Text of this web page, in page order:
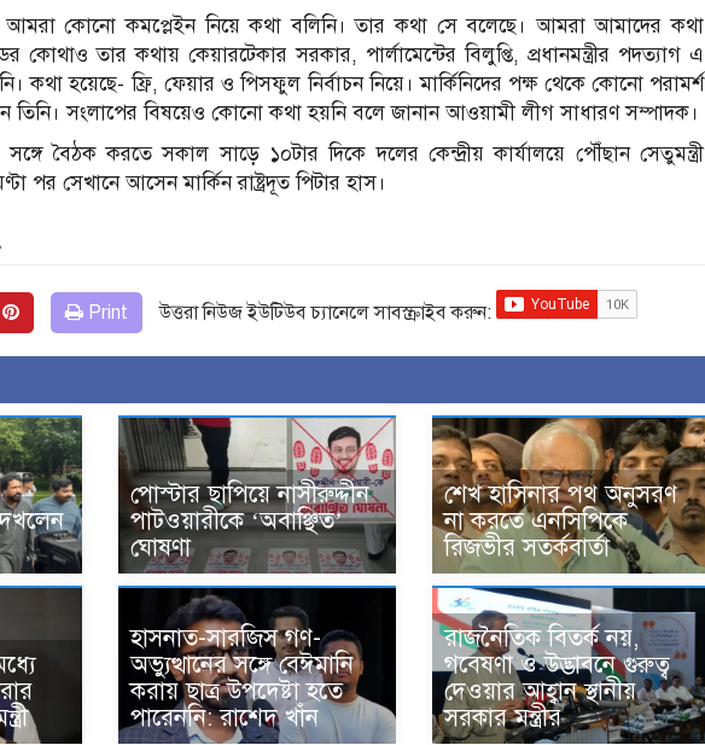
কোনো কমপ্লেইন নিয়ে কথা বলিনি। তার কথা সে বলেছে। আমরা আমাদের কথা
কোথাও তার কথায় কেয়ারটেকার সরকার, পার্লামেন্টের বিলুপ্তি, প্রধানমন্ত্রীর পদত্যাগ এ
কথা হয়েছে- ফ্রি, ফেয়ার ও পিসফুল নির্বাচন নিয়ে। মার্কিনিদের পক্ষ থেকে কোনো পরামর্শ
তিনি। সংলাপের বিষয়েও কোনো কথা হয়নি বলে জানান আওয়ামী লীগ সাধারণ সম্পাদক।
বৈঠক করতে সকাল সাড়ে ১০টার দিকে দলের কেন্দ্রীয় কার্যালয়ে পৌঁছান সেতুমন্ত্রী
পর সেখানে আসেন মার্কিন রাষ্ট্রদূত পিটার হাস।
Print উত্তরা নিউজ ইউটিউব চ্যানেলে সাবস্ক্রাইব করুন:
পোস্টার ছাপিয়ে নাসীরুদ্দীন
পাটওয়ারীকে ‘অবাঞ্ছিত’
ঘোষণা
শেখ হাসিনার পথ অনুসরণ
না করতে এনসিপিকে
রিজভীর সতর্কবার্তা
হাসনাত-সারজিস গণ-
অভ্যুত্থানের সঙ্গে বেঈমানি
করায় ছাত্র উপদেষ্টা হতে
পারেননি: রাশেদ খাঁন
রাজনৈতিক বিতর্ক নয়,
গবেষণা ও উদ্ভাবনে গুরুত্ব
দেওয়ার আহ্বান স্থানীয়
সরকার মন্ত্রীর